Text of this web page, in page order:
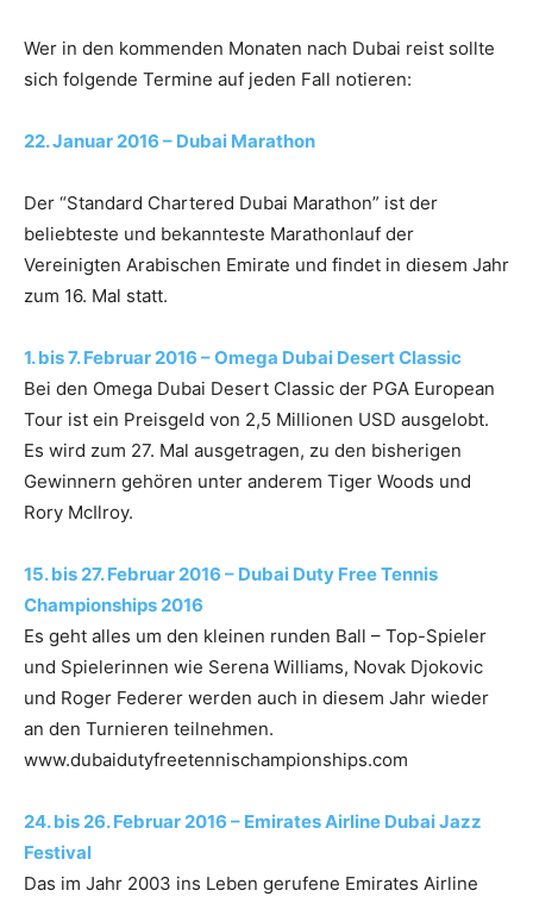
Wer in den kommenden Monaten nach Dubai reist sollte
sich folgende Termine auf jeden Fall notieren:
22. Januar 2016 – Dubai Marathon
Der “Standard Chartered Dubai Marathon” ist der
beliebteste und bekannteste Marathonlauf der
Vereinigten Arabischen Emirate und findet in diesem Jahr
zum 16. Mal statt.
1. bis 7. Februar 2016 – Omega Dubai Desert Classic
Bei den Omega Dubai Desert Classic der PGA European
Tour ist ein Preisgeld von 2,5 Millionen USD ausgelobt.
Es wird zum 27. Mal ausgetragen, zu den bisherigen
Gewinnern gehören unter anderem Tiger Woods und
Rory McIlroy.
15. bis 27. Februar 2016 – Dubai Duty Free Tennis
Championships 2016
Es geht alles um den kleinen runden Ball – Top-Spieler
und Spielerinnen wie Serena Williams, Novak Djokovic
und Roger Federer werden auch in diesem Jahr wieder
an den Turnieren teilnehmen.
www.dubaidutyfreetennischampionships.com
24. bis 26. Februar 2016 – Emirates Airline Dubai Jazz
Festival
Das im Jahr 2003 ins Leben gerufene Emirates Airline